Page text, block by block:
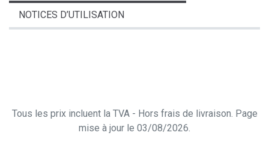
NOTICES D’UTILISATION
Tous les prix incluent la TVA - Hors frais de livraison. Page
mise à jour le 03/08/2026.